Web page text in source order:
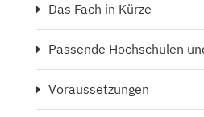
Das Fach in Kürze
Passende Hochschulen
Voraussetzungen